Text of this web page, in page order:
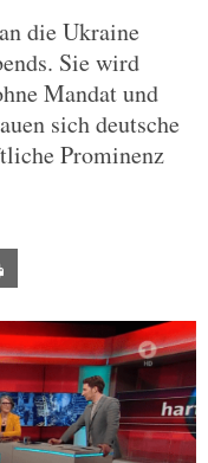
die Ukraine
Sie wird
Mandat und
sich deutsche
Prominenz